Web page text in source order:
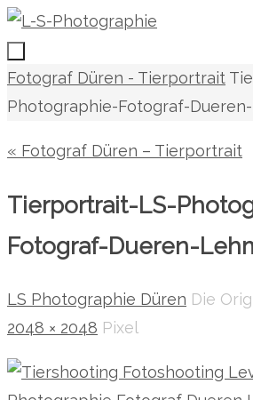
Zum
Inhalt
springen
Zum
Inhalt
Start
Fotograf Düren - Tierportrait
Photographie-Fotograf-
« Fotograf Düren – Tierportrait
Tierportrait-LS-
Fotograf-Dueren-
LS Photographie Düren Die
2048 × 2048 Pixel